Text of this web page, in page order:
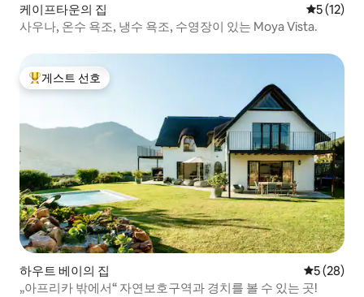
케이프타운의 집 평점 5점
5 (12)
사우나, 온수 욕조, 냉수 욕조, 수영장이 있는 Moya Vista.
상위 게스트 선호
게스트 선호
하우트 베이의 집 평점 5점(5
5 (28)
„아프리카 밖에서“ 자연보호구역과 경치를 볼 수 있는 곳!